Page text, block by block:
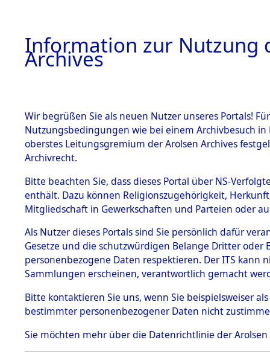
BESTÄNDE
1.
mente
5. Verschiedenes
5.3
Todesmärsche
5.3.1 Alliierte
Erhebungen
zu
Todesmärsch
en
5.3.2
Listen
0052
Information zur Nutzung
Archives
Wir begrüßen Sie als neuen Nutzer unseres Portals!
Nutzungsbedingungen wie bei einem Archivbesuch
oberstes Leitungsgremium der Arolsen Archives
Archivrecht.
Bitte beachten Sie, dass dieses Portal über NS-
enthält. Dazu können Religionszugehörigkeit,
Mitgliedschaft in Gewerkschaften und Parteien oder
Als Nutzer dieses Portals sind Sie persönlich dafür
Gesetze und die schutzwürdigen Belange Dritter
personenbezogene Daten respektieren. Der ITS
Sammlungen erscheinen, verantwortlich gemacht
Bitte kontaktieren Sie uns, wenn Sie beispielsweiser
bestimmter personenbezogener Daten nicht
Sie möchten mehr über die Datenrichtlinie der Arolsen